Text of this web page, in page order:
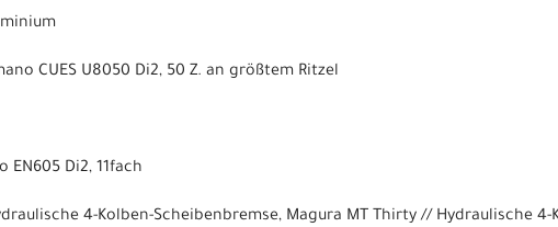
CUES U8050 Di2, 50 Z. an größtem Ritzel
EN605 Di2, 11fach
4-Kolben-Scheibenbremse, Magura MT Thirty // Hydraulische 4-